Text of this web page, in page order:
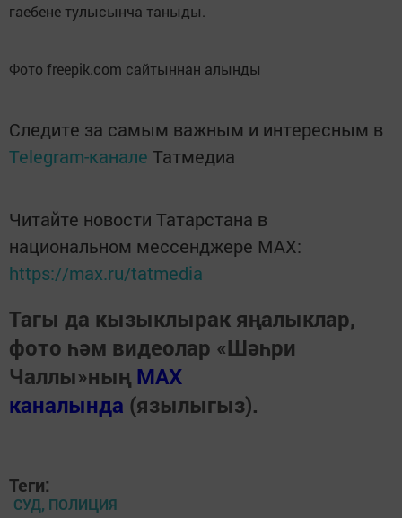
гаебене тулысынча таныды.
Фото freepik.com сайтыннан алынды
Следите за самым важным и интересным в
Telegram-канале Татмедиа
Читайте новости Татарстана в
национальном мессенджере MАХ:
https://max.ru/tatmedia
Тагы да кызыклырак яңалыклар,
фото һәм видеолар «Шәһри
Чаллы»ның MAX
каналында (язылыгыз).
Теги:
СУД, ПОЛИЦИЯ